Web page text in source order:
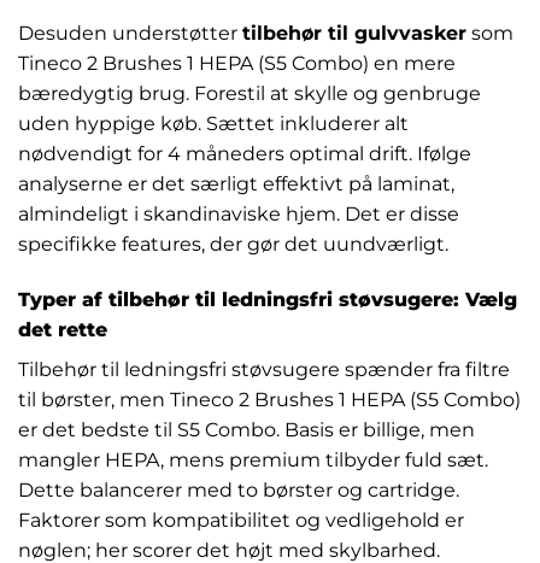
Desuden understøtter tilbehør til gulvvasker som
Tineco 2 Brushes 1 HEPA (S5 Combo) en mere
bæredygtig brug. Forestil at skylle og genbruge
uden hyppige køb. Sættet inkluderer alt
nødvendigt for 4 måneders optimal drift. Ifølge
analyserne er det særligt effektivt på laminat,
almindeligt i skandinaviske hjem. Det er disse
specifikke features, der gør det uundværligt.
Typer af tilbehør til ledningsfri støvsugere: Vælg
det rette
Tilbehør til ledningsfri støvsugere spænder fra filtre
til børster, men Tineco 2 Brushes 1 HEPA (S5 Combo)
er det bedste til S5 Combo. Basis er billige, men
mangler HEPA, mens premium tilbyder fuld sæt.
Dette balancerer med to børster og cartridge.
Faktorer som kompatibilitet og vedligehold er
nøglen; her scorer det højt med skylbarhed.